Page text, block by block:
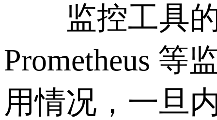
监控工具的
Prometheus
用情况，一旦